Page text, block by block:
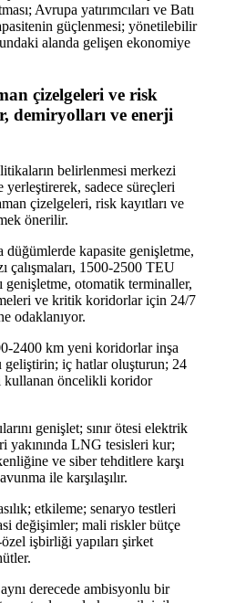
Avrupa yatırımcıları ve Batı
güçlenmesi; yönetilebilir
alanda gelişen ekonomiye
çizelgeleri ve risk
demiryolları ve enerji
belirlenmesi merkezi
sadece süreçleri
çizelgeleri, risk kayıtları ve
önerilir.
düğümlerde kapasite genişletme,
çalışmaları, 1500-2500 TEU
genişletme, otomatik terminaller,
ve kritik koridorlar için 24/7
odaklanıyor.
2400 km yeni koridorlar inşa
iç hatlar oluşturun; 24
kullanan öncelikli koridor
genişlet; sınır ötesi elektrik
yakınında LNG tesisleri kur;
ve siber tehditlere karşı
ile karşılaşılır.
etkileme; senaryo testleri
değişimler; mali riskler bütçe
işbirliği yapıları şirket
derecede ambisyonlu bir